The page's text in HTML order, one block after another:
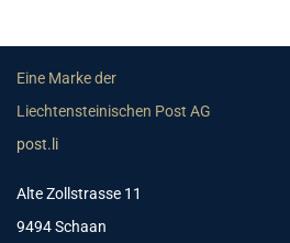
Eine Marke der
Liechtensteinischen Post AG
post.li
Alte Zollstrasse 11
9494 Schaan